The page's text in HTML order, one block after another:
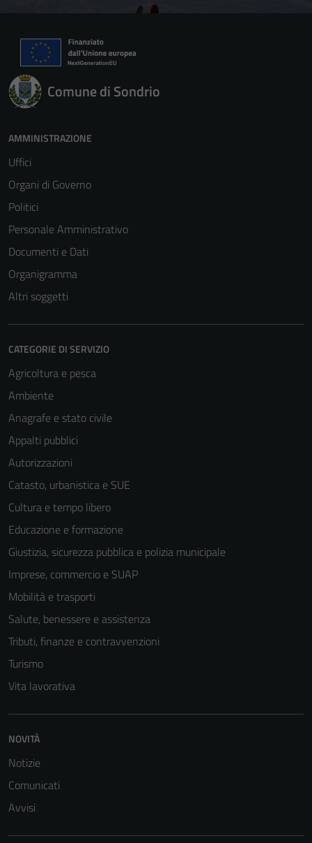
Comune di Sondrio
AMMINISTRAZIONE
Uffici
Organi di Governo
Politici
Personale Amministrativo
Documenti e Dati
Organigramma
Altri soggetti
CATEGORIE DI SERVIZIO
Agricoltura e pesca
Ambiente
Anagrafe e stato civile
Appalti pubblici
Autorizzazioni
Catasto, urbanistica e SUE
Cultura e tempo libero
Educazione e formazione
Giustizia, sicurezza pubblica e polizia municipale
Imprese, commercio e SUAP
Mobilità e trasporti
Salute, benessere e assistenza
Tributi, finanze e contravvenzioni
Turismo
Vita lavorativa
NOVITÀ
Notizie
Comunicati
Avvisi